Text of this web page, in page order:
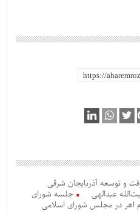
و توسعه آذربایجان شرقی
عبدالهی
جلسه شورای
اهر در مجلس شورای اسلامی